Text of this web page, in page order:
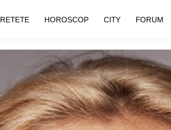
RETETE HOROSCOP CITY FORUM
de dureroasă este investigația